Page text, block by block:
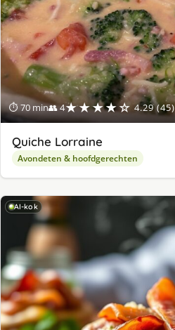
⏱ 70 min👥 4★★★★☆ 4.29 (45)
Quiche Lorraine
Avondeten & hoofdgerechten
AI-kok